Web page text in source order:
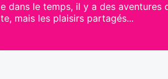
e dans le temps, il y a des
te, mais les plaisirs partagés...